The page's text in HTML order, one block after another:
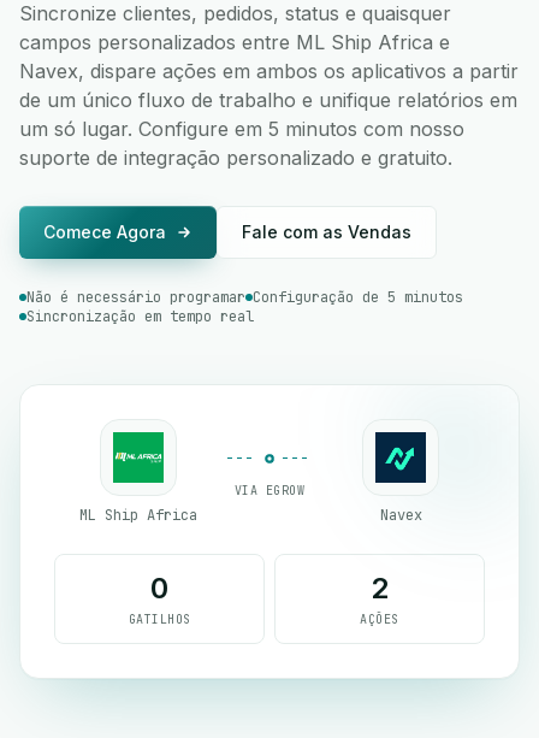
Sincronize clientes, pedidos, status e quaisquer
campos personalizados entre ML Ship Africa e
Navex, dispare ações em ambos os aplicativos a partir
de um único fluxo de trabalho e unifique relatórios em
um só lugar. Configure em 5 minutos com nosso
suporte de integração personalizado e gratuito.
Comece Agora Fale com as Vendas
Não é necessário programar Configuração de 5 minutos
Sincronização em tempo real
ML Ship Africa
VIA EGROW
Navex
0
GATILHOS
2
AÇÕES